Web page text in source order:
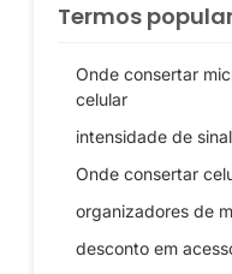
Termos
Onde consertar
celular
intensidade de sinal
Onde consertar
organizadores de
desconto em